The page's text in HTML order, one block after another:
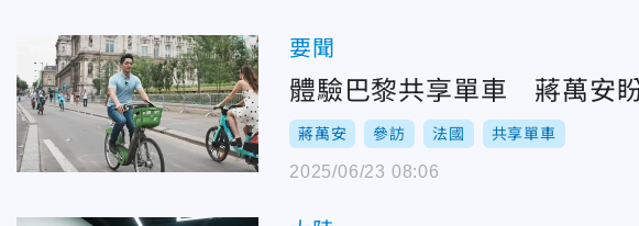
要聞
體驗巴黎共享單車 蔣萬安
蔣萬安 參訪 法國 共享單車
2025/06/23 08:06